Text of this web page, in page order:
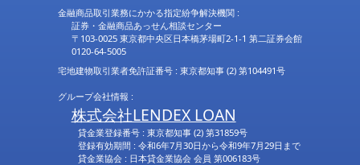
金融商品取引業務にかかる指定紛争解決機関 :
証券・金融商品あっせん相談センター
〒103-0025 東京都中央区日本橋茅場町2-1-1 第二証券会館
0120-64-5005
宅地建物取引業者免許証番号 : 東京都知事 (2) 第104491号
グループ会社情報 :
株式会社LENDEX LOAN
貸金業登録番号 : 東京都知事 (2) 第31859号
登録有効期間 : 令和6年7月30日から令和9年7月29日まで
貸金業協会 : 日本貸金業協会 会員 第006183号